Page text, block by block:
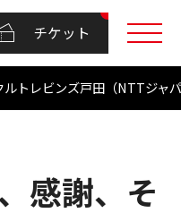
チケット
ルトレビンズ戸田（NTTジ
感謝、そ